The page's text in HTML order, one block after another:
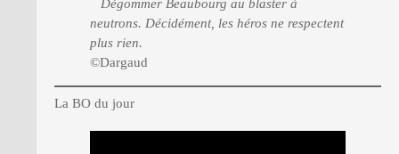
Dégommer Beaubourg au blaster à
neutrons. Décidément, les héros ne respectent
plus rien.
©Dargaud
La BO du jour